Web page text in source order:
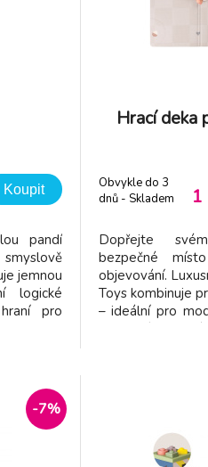
Koupit
pandí
jemnou
logické
pro
Hrací deka
Obvykle do 3
dnů - Skladem
1
Dopřejte
bezpečné
objevování.
Toys kombinuje
– ideální pro
-7%